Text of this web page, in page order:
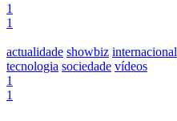
1
1
actualidade showbiz internacional
tecnologia sociedade vídeos
1
1